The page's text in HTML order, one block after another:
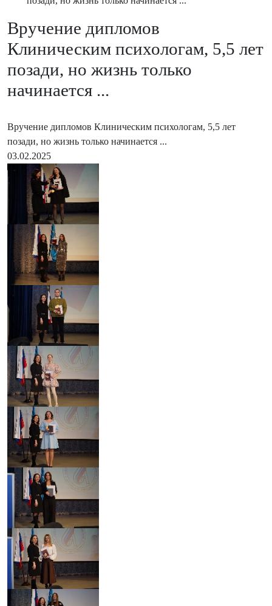
Вручение дипломов
Клиническим психологам, 5,5 лет
позади, но жизнь только
начинается ...
Вручение дипломов Клиническим психологам, 5,5 лет
позади, но жизнь только начинается ...
03.02.2025